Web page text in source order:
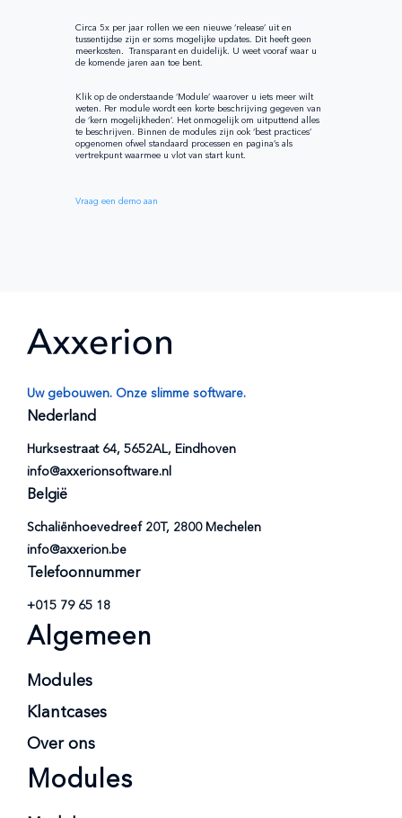
Circa 5x per jaar rollen we een nieuwe ‘release’ uit en
tussentijdse zijn er soms mogelijke updates. Dit heeft geen
meerkosten. Transparant en duidelijk. U weet vooraf waar u
de komende jaren aan toe bent.
Klik op de onderstaande ‘Module’ waarover u iets meer wilt
weten. Per module wordt een korte beschrijving gegeven van
de ‘kern mogelijkheden’. Het onmogelijk om uitputtend alles
te beschrijven. Binnen de modules zijn ook ‘best practices’
opgenomen ofwel standaard processen en pagina’s als
vertrekpunt waarmee u vlot van start kunt.
Vraag een demo aan
Uw gebouwen. Onze slimme software.
Nederland
Hurksestraat 64, 5652AL, Eindhoven
info@axxerionsoftware.nl
België
Schaliënhoevedreef 20T, 2800 Mechelen
info@axxerion.be
Telefoonnummer
+015 79 65 18
Algemeen
Modules
Klantcases
Over ons
Modules